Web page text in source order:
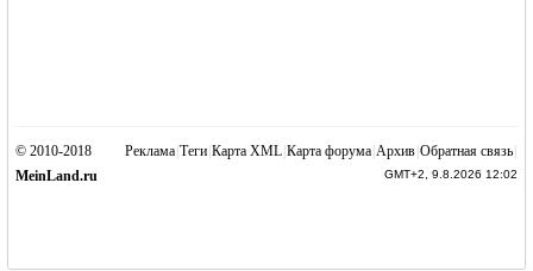
Реклама Теги Карта XML Карта форума Архив Обратная связь
GMT+2, 9.8.2026 12:02
© 2010-2018
MeinLand.ru